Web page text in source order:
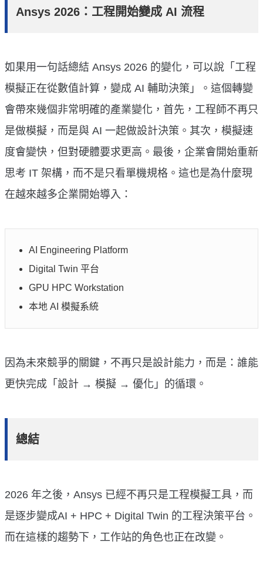
Ansys 2026：工程開始變成 AI 流程
如果用一句話總結 Ansys 2026 的變化，可以說「工程
模擬正在從數值計算，變成 AI 輔助決策」。這個轉變
會帶來幾個非常明確的產業變化，首先，工程師不再只
是做模擬，而是與 AI 一起做設計決策。其次，模擬速
度會變快，但對硬體要求更高。最後，企業會開始重新
思考 IT 架構，而不是只看單機規格。這也是為什麼現
在越來越多企業開始導入：
AI Engineering Platform
Digital Twin 平台
GPU HPC Workstation
本地 AI 模擬系統
因為未來競爭的關鍵，不再只是設計能力，而是：誰能
更快完成「設計 → 模擬 → 優化」的循環。
總結
2026 年之後，Ansys 已經不再只是工程模擬工具，而
是逐步變成AI + HPC + Digital Twin 的工程決策平台。
而在這樣的趨勢下，工作站的角色也正在改變。